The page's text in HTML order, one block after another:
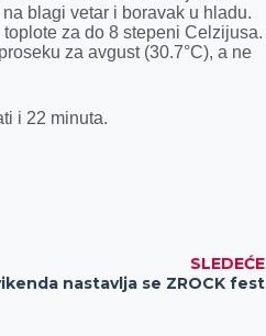
blagi vetar i boravak u hladu.
za do 8 stepeni Celzijusa.
za avgust (30.7°C), a ne
i 22 minuta.
SLEDEĆE
nastavlja se ZROCK fest